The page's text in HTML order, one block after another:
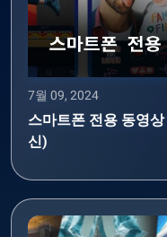
7월 09, 2024
스마트폰 전용 동영
신)